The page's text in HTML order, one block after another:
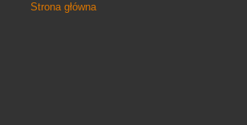
Strona główna